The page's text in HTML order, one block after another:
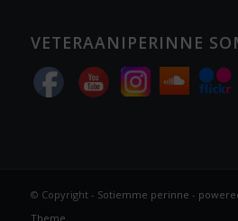
VETERAANIPERINNE
© Copyright - Sotiemme perinne -
Theme